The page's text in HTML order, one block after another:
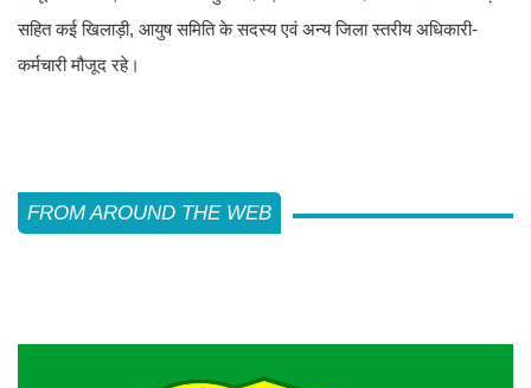
सहित कई खिलाड़ी, आयुष समिति के सदस्य एवं अन्य जिला स्तरीय अधिकारी-
कर्मचारी मौजूद रहे।
FROM AROUND THE WEB